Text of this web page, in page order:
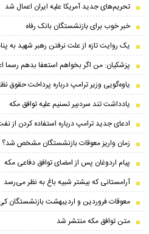
تحریم‌های جدید آمریکا علیه ایران اعمال شد
خبر خوب برای بازنشستگان بانک رفاه
یک روایت تازه از علت نرفتن رهبر شهید به
پزشکیان: من اگر بخواهم استعفا بدهم رسما
یاوه‌گویی وزیر ترامپ درباره پرداخت حقوق
یادداشت تند سردبیر تسنیم علیه توافق مکه
ادعای جدید ترامپ درباره استفاده کردن از
زمان واریز معوقات بازنشستگان مشخص شد؟
پیام اردوغان پس از امضای توافق دفاعی مکه
آرامستانی که بیشتر شبیه باغ به نظر می‌رسد
معوقات فروردین و اردیبهشت بازنشستگان
متن توافق مکه منتشر شد